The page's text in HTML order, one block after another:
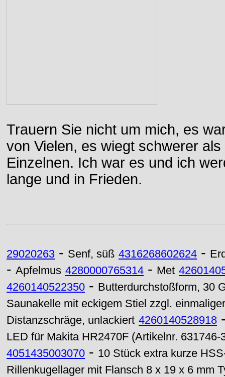
Trauern Sie nicht um mich, es
von Vielen, es wiegt schwerer
Einzelnen. Ich war es und ich
lange und in Frieden.
29020263 - Senf, süß 4316268602624 -
- Apfelmus 4280000765314 - Met
4260140522350 - Butterdurchstoßform, 30
Saunakelle mit eckigem Stiel zzgl.
Distanzschräge, unlackiert 4260140528918
LED für Makita HR2470F (Artikelnr. 631746-
4051435003070 - 10 Stück extra kurze
Rillenkugellager mit Flansch 8 x 19 x 6 mm